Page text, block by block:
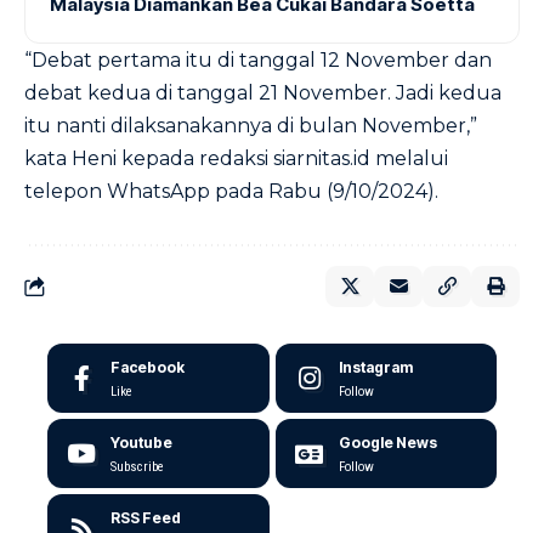
“Debat pertama itu di tanggal 12 November dan
debat kedua di tanggal 21 November. Jadi kedua
itu nanti dilaksanakannya di bulan November,”
kata Heni kepada redaksi siarnitas.id melalui
telepon WhatsApp pada Rabu (9/10/2024).
Facebook
Like
Instagram
Follow
Youtube
Subscribe
Google News
Follow
RSS Feed